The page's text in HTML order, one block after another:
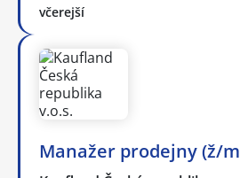
včerejší
Manažer prodejny (ž/